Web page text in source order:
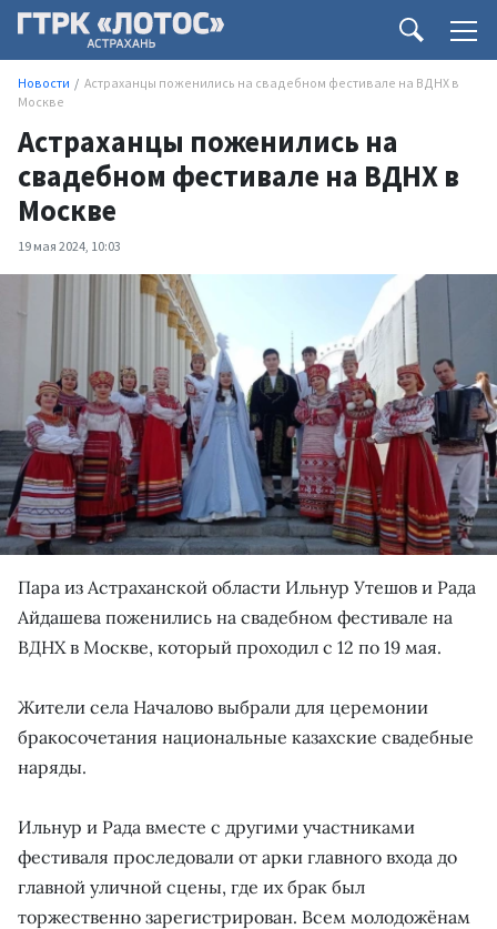
Новости
Астраханцы поженились на свадебном фестивале на ВДНХ в
Москве
Астраханцы поженились на
свадебном фестивале на ВДНХ в
Москве
19 мая 2024, 10:03
Пара из Астраханской области Ильнур Утешов и Рада
Айдашева поженились на свадебном фестивале на
ВДНХ в Москве, который проходил с 12 по 19 мая.
Жители села Началово выбрали для церемонии
бракосочетания национальные казахские свадебные
наряды.
Ильнур и Рада вместе с другими участниками
фестиваля проследовали от арки главного входа до
главной уличной сцены, где их брак был
торжественно зарегистрирован. Всем молодожёнам